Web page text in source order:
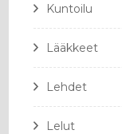
Kuntoilu
Lääkkeet
Lehdet
Lelut